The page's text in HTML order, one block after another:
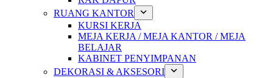
RUANG KANTOR
KURSI KERJA
MEJA KERJA / MEJA KANTOR / MEJA
BELAJAR
KABINET PENYIMPANAN
DEKORASI & AKSESORI